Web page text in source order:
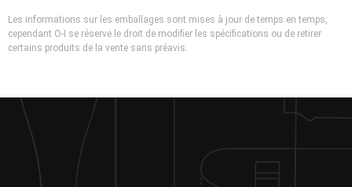
Les informations sur les emballages sont mises à jour de temps en temps,
cependant O-I se réserve le droit de modifier les spécifications ou de retirer
certains produits de la vente sans préavis.